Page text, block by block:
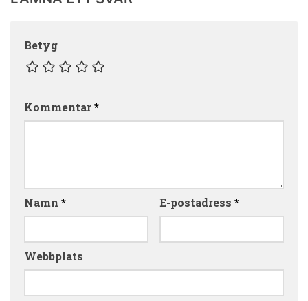
Betyg
Kommentar*
Namn * E-postadress *
Webbplats